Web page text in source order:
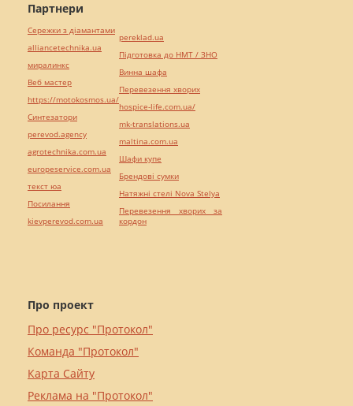
Про проект
Про ресурс "Протокол"
Команда "Протокол"
Карта Сайту
Реклама на "Протокол"
Партнери
Сережки з діамантами
alliancetechnika.ua
миралинкс
Веб мастер
https://motokosmos.ua/
Синтезатори
perevod.agency
agrotechnika.com.ua
europeservice.com.ua
текст юа
Посилання
kievperevod.com.ua
pereklad.ua
Підготовка до НМТ / ЗНО
Винна шафа
Перевезення хворих
hospice-life.com.ua/
mk-translations.ua
maltina.com.ua
Шафи купе
Брендові сумки
Натяжні стелі Nova Stelya
Перевезення хворих за
кордон